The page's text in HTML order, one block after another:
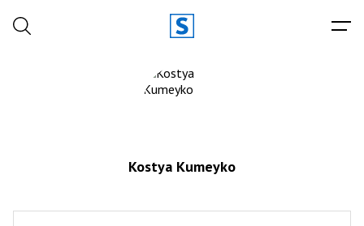
Kostya Kumeyko